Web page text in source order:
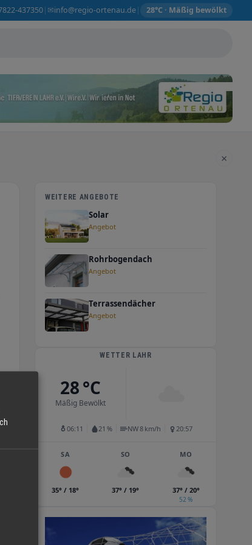
437350| ✉info@regio-ortenau.de| 28°C · Mäßig bewölkt
×
WEITERE ANGEBOTE
Solar
Angebot
Rohrbogendach
Angebot
Terrassendächer
Angebot
WETTER LAHR
28 °C
Mäßig Bewölkt
06:11 21 % NW 8 km/h 20:57
SA
35° / 18°
SO
37° / 19°
MO
37° / 20°
52 %